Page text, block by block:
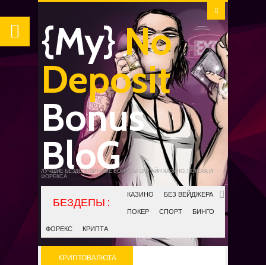
{My}No
Deposit
Bonus
BloG
ЛУЧШИЕ БЕЗДЕПОЗИТНЫЕ БОНУСЫ ОНЛАЙН КАЗИНО, ПОКЕРА И
ФОРЕКСА
КАЗИНО БЕЗ ВЕЙДЖЕРА
ПОКЕР СПОРТ БИНГО
ФОРЕКС КРИПТА
КРИПТОВАЛЮТА